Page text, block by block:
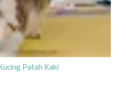
Patah Kaki